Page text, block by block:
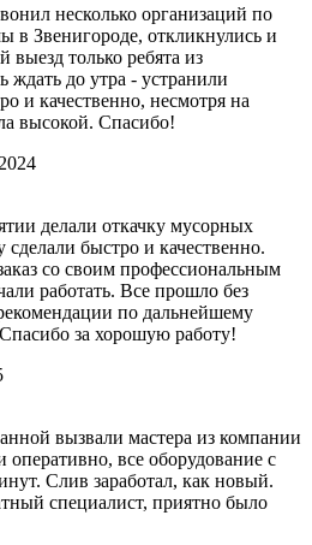
несколько организаций по
в Звенигороде, откликнулись и
выезд только ребята из
до утра - устранили
и качественно, несмотря на
высокой. Спасибо!
делали откачку мусорных
быстро и качественно.
со своим профессиональным
работать. Все прошло без
по дальнейшему
за хорошую работу!
вызвали мастера из компании
все оборудование с
Слив заработал, как новый.
специалист, приятно было